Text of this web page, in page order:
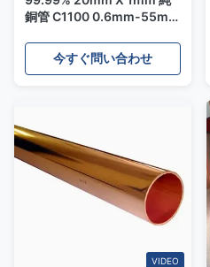
銅管 C1100 0.6mm-55mm
今すぐ問い合わせ
VIDEO